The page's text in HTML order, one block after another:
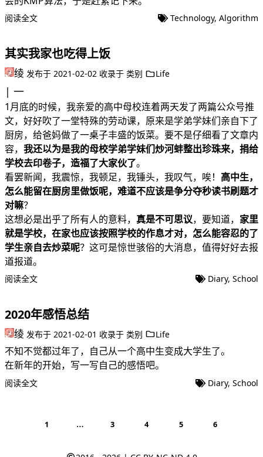
阅读全文 Technology, Algorithm
其实我家也吃得上饭
绫 发布于 2021-02-02 收录于 类别 Life
一
1月底的时候，我亲爱的高中母校连着两天发了两篇公众号推
文，好好吹了一堂特殊的劳动课，原来是学弟学妹们亲自下了
厨房，给爸妈做了一桌子丰盛的饭菜。要不是仔细看了文章内
容， 我还以为是我的母校学弟学妹们炒河蚌整出珍珠来，捐给
学校去印卷子，造福了大家伙了。
看罢新闻，我震惊，我顿足，我锤头，我叹气，唉！ 高中生，
怎么能留在厨房里做饭呢，难道不应该是争分夺秒读书刷题才
对嘛？
这想必是出乎了所有人的意料， 真是不可思议，要知道， 家里
就是学校，在家也应该按照学校的作息才对，怎么能容忍的了
学生亲自去炒菜呢？这可是惊世骇俗的大消息，值得好好去报
道报道。
阅读全文 Diary, School
2020年感悟总结
绫 发布于 2021-02-01 收录于 类别 Life
不知不觉都过年了，自己从一个高中生变成大学生了。
在新年的开始，写一写自己的感悟吧。
阅读全文 Diary, School
1 … 3 4 5 6